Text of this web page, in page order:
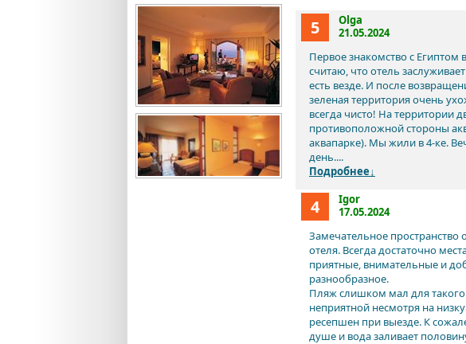
5
Olga
21.05.2024
Первое знакомство с Египтом
считаю, что отель
есть везде. И после
зеленая территория очень
всегда чисто! На территории
противоположной стороны
аквапарке). Мы жили в 4-ке.
день....
Подробнее↓
4
Igor
17.05.2024
Замечательное
отеля. Всегда достаточно
приятные, внимательные и
разнообразное.
Пляж слишком мал для такого
неприятной несмотря на
ресепшен при выезде. К
душе и вода заливает